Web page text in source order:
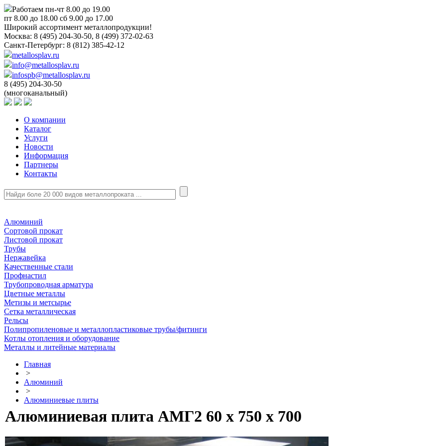
Работаем пн-чт 8.00 до 19.00
пт 8.00 до 18.00 сб 9.00 до 17.00
Широкий ассортимент металлопродукции!
Москва: 8 (495) 204-30-50, 8 (499) 372-02-63
Санкт-Петербург: 8 (812) 385-42-12
metallosplav.ru
info@metallosplav.ru
infospb@metallosplav.ru
8 (495) 204-30-50
(многоканальный)
О компании
Каталог
Услуги
Новости
Информация
Партнеры
Контакты
Алюминий
Сортовой прокат
Листовой прокат
Трубы
Нержавейка
Качественные стали
Профнастил
Трубопроводная арматура
Цветные металлы
Метизы и метсырье
Сетка металлическая
Рельсы
Полипропиленовые и металлопластиковые трубы/фитинги
Котлы отопления и оборудование
Металлы и литейные материалы
Главная
>
Алюминий
>
Алюминиевые плиты
Алюминиевая плита АМГ2 60 х 750 х 700